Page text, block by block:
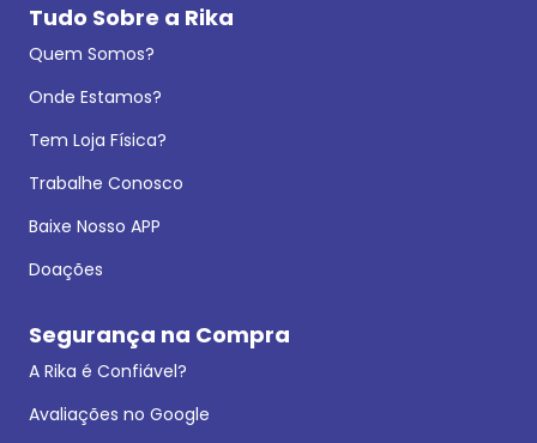
Tudo Sobre a Rika
Quem Somos?
Onde Estamos?
Tem Loja Física?
Trabalhe Conosco
Baixe Nosso APP
Doações
Segurança na Compra
A Rika é Confiável?
Avaliações no Google